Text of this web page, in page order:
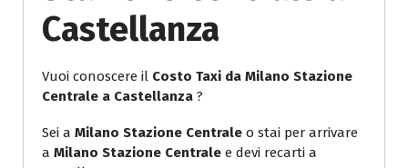
Castellanza
Vuoi conoscere il Costo Taxi da Milano Stazione
Centrale a Castellanza ?
Sei a Milano Stazione Centrale o stai per arrivare
a Milano Stazione Centrale e devi recarti a